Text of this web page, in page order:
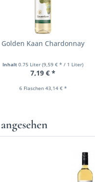
Golden Kaan Chardonnay
Inhalt0.75 Liter(9,59 € * / 1 Liter)
7,19 € *
6 Flaschen 43,14 € *